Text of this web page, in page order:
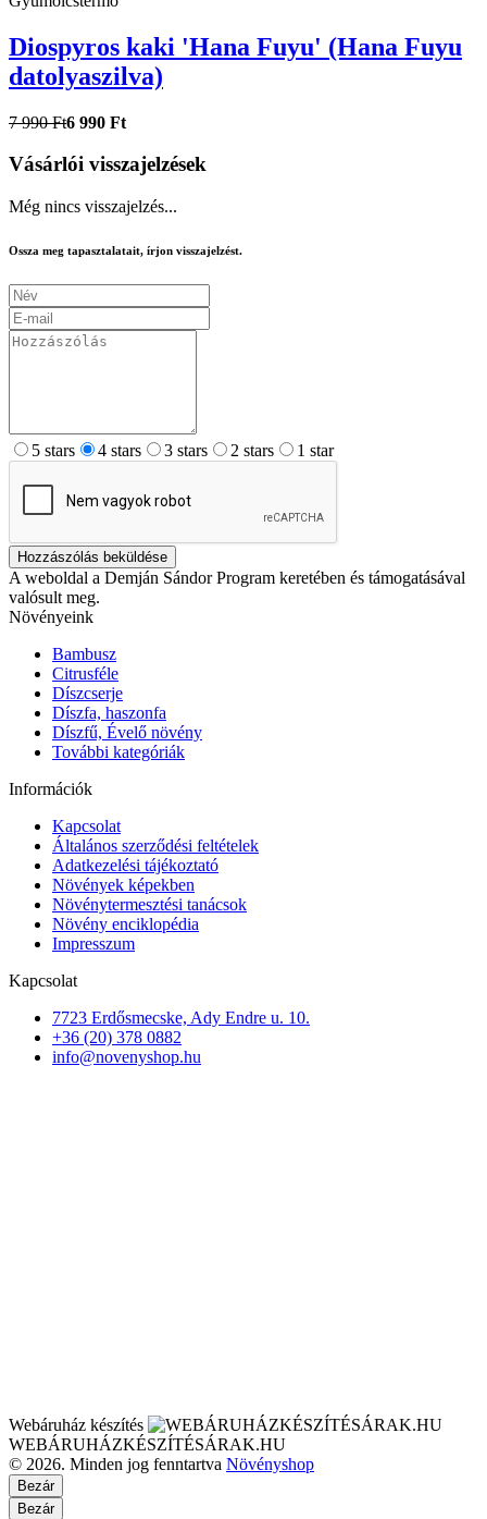
Diospyros kaki 'Hana Fuyu' (Hana Fuyu
datolyaszilva)
7 990 Ft6 990 Ft
Vásárlói visszajelzések
Még nincs visszajelzés...
Ossza meg tapasztalatait, írjon visszajelzést.
5 stars 4 stars 3 stars 2 stars 1 star
Hozzászólás beküldése
A weboldal a Demján Sándor Program keretében és támogatásával
valósult meg.
Növényeink
Bambusz
Citrusféle
Díszcserje
Díszfa, haszonfa
Díszfű, Évelő növény
További kategóriák
Információk
Kapcsolat
Általános szerződési feltételek
Adatkezelési tájékoztató
Növények képekben
Növénytermesztési tanácsok
Növény enciklopédia
Impresszum
Kapcsolat
7723 Erdősmecske, Ady Endre u. 10.
+36 (20) 378 0882
info@novenyshop.hu
Webáruház készítés
WEBÁRUHÁZKÉSZÍTÉSÁRAK.HU
© 2026. Minden jog fenntartva Növényshop
Bezár
Bezár